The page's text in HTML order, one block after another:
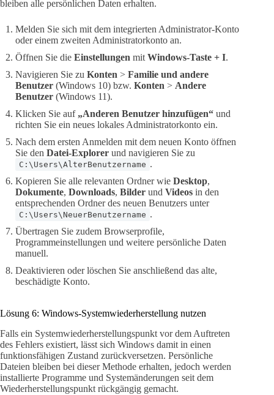
bleiben alle persönlichen Daten erhalten.
Melden Sie sich mit dem integrierten Administrator-Konto
oder einem zweiten Administratorkonto an.
Öffnen Sie die Einstellungen mit Windows-Taste + I.
Navigieren Sie zu Konten > Familie und andere
Benutzer (Windows 10) bzw. Konten > Andere
Benutzer (Windows 11).
Klicken Sie auf „Anderen Benutzer hinzufügen“ und
richten Sie ein neues lokales Administratorkonto ein.
Nach dem ersten Anmelden mit dem neuen Konto öffnen
Sie den Datei-Explorer und navigieren Sie zu
C:\Users\AlterBenutzername .
Kopieren Sie alle relevanten Ordner wie Desktop,
Dokumente, Downloads, Bilder und Videos in den
entsprechenden Ordner des neuen Benutzers unter
C:\Users\NeuerBenutzername .
Übertragen Sie zudem Browserprofile,
Programmeinstellungen und weitere persönliche Daten
manuell.
Deaktivieren oder löschen Sie anschließend das alte,
beschädigte Konto.
Lösung 6: Windows-Systemwiederherstellung nutzen
Falls ein Systemwiederherstellungspunkt vor dem Auftreten
des Fehlers existiert, lässt sich Windows damit in einen
funktionsfähigen Zustand zurückversetzen. Persönliche
Dateien bleiben bei dieser Methode erhalten, jedoch werden
installierte Programme und Systemänderungen seit dem
Wiederherstellungspunkt rückgängig gemacht.